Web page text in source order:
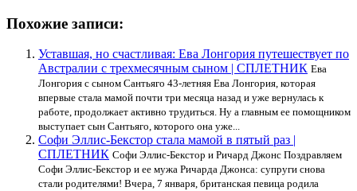
Похожие записи:
Уставшая, но счастливая: Ева Лонгория путешествует по
Австралии с трехмесячным сыном | СПЛЕТНИК Ева
Лонгория с сыном Сантьяго 43-летняя Ева Лонгория, которая
впервые стала мамой почти три месяца назад и уже вернулась к
работе, продолжает активно трудиться. Ну а главным ее помощником
выступает сын Сантьяго, которого она уже...
Софи Эллис-Бекстор стала мамой в пятый раз |
СПЛЕТНИК Софи Эллис-Бекстор и Ричард Джонс Поздравляем
Софи Эллис-Бекстор и ее мужа Ричарда Джонса: супруги снова
стали родителями! Вчера, 7 января, британская певица родила